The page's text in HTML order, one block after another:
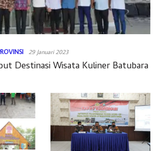
29 Januari 2023
Destinasi Wisata Kuliner Batubara